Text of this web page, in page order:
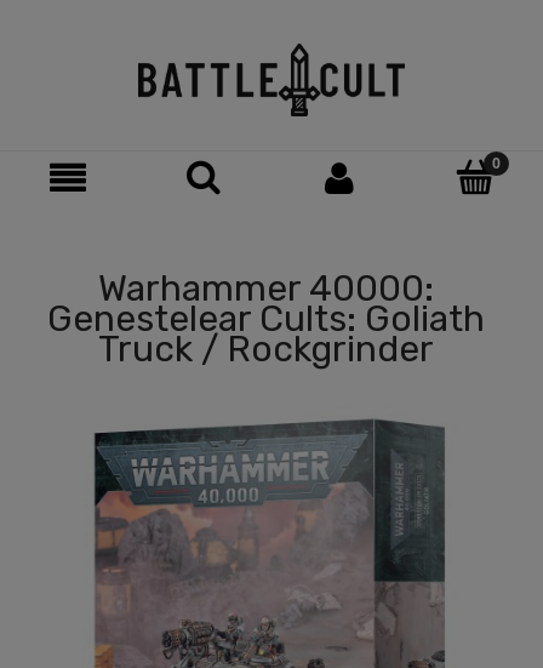
Warhammer 40000:
Genestelear Cults: Goliath
Truck / Rockgrinder